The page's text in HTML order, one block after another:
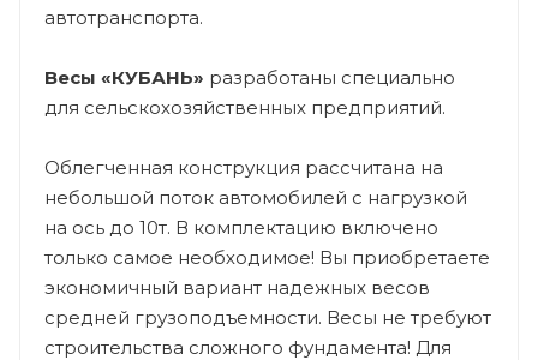
автотранспорта.
Весы «КУБАНЬ» разработаны специально
для сельскохозяйственных предприятий.
Облегченная конструкция рассчитана на
небольшой поток автомобилей с нагрузкой
на ось до 10т. В комплектацию включено
только самое необходимое! Вы приобретаете
экономичный вариант надежных весов
средней грузоподъемности. Весы не требуют
строительства сложного фундамента! Для